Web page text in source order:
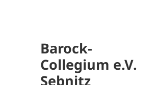
Barock-
Collegium e.V.
Sebnitz